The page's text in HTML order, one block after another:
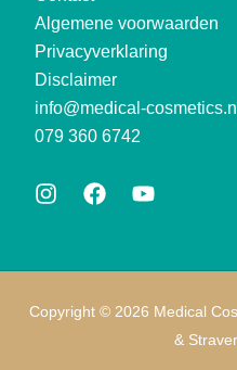
Algemene voorwaarden
Privacyverklaring
Disclaimer
info@medical-cosmetics.nl
079 360 6742
Copyright © 2026 Medical
&